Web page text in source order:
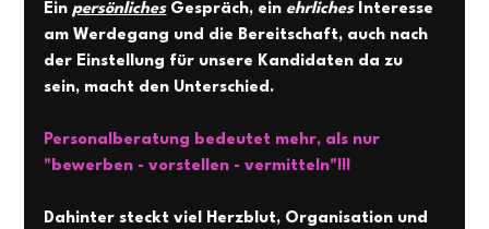
Ein persönliches Gespräch, ein ehrliches Interesse
am Werdegang und die Bereitschaft, auch nach
der Einstellung für unsere Kandidaten da zu
sein, macht den Unterschied.
Personalberatung bedeutet mehr, als nur
"bewerben - vorstellen - vermitteln"!!!
Dahinter steckt viel Herzblut, Organisation und